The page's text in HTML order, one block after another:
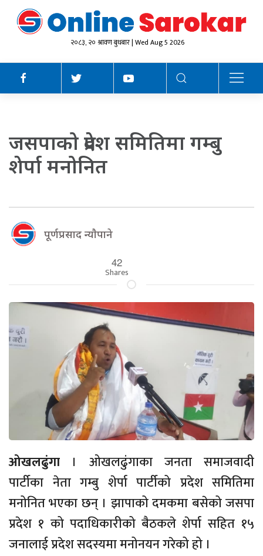
२०८३, २० श्रावण बुधबार | Wed Aug 5 2026
जसपाको प्रदेश समितिमा गम्बु
शेर्पा मनोनित
पूर्णप्रसाद न्याैपाने
42
Shares
ओखलढुंगा । ओखलढुंगाका जनता समाजवादी
पार्टीका नेता गम्बु शेर्पा पार्टीको प्रदेश समितिमा
मनोनित भएका छन् । झापाको दमकमा बसेको जसपा
प्रदेश १ को पदाधिकारीको बैठकले शेर्पा सहित १५
जनालाई प्रदेश सदस्यमा मनोनयन गरेको हो ।